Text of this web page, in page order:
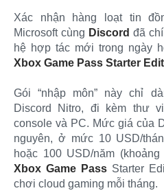
Xác nhận hàng loạt tin
Microsoft cùng Discord đã
hệ hợp tác mới trong ngày
Xbox Game Pass Starter
Gói “nhập môn” này chỉ
Discord Nitro, đi kèm thư
console và PC. Mức giá của
nguyên, ở mức 10 USD/
hoặc 100 USD/năm
Xbox Game Pass Starter
chơi cloud gaming mỗi tháng.